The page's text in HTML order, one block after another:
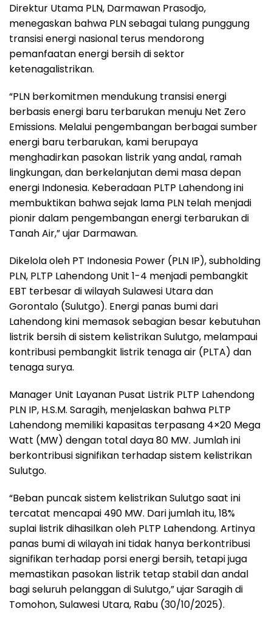
Direktur Utama PLN, Darmawan Prasodjo,
menegaskan bahwa PLN sebagai tulang punggung
transisi energi nasional terus mendorong
pemanfaatan energi bersih di sektor
ketenagalistrikan.
“PLN berkomitmen mendukung transisi energi
berbasis energi baru terbarukan menuju Net Zero
Emissions. Melalui pengembangan berbagai sumber
energi baru terbarukan, kami berupaya
menghadirkan pasokan listrik yang andal, ramah
lingkungan, dan berkelanjutan demi masa depan
energi Indonesia. Keberadaan PLTP Lahendong ini
membuktikan bahwa sejak lama PLN telah menjadi
pionir dalam pengembangan energi terbarukan di
Tanah Air,” ujar Darmawan.
Dikelola oleh PT Indonesia Power (PLN IP), subholding
PLN, PLTP Lahendong Unit 1-4 menjadi pembangkit
EBT terbesar di wilayah Sulawesi Utara dan
Gorontalo (Sulutgo). Energi panas bumi dari
Lahendong kini memasok sebagian besar kebutuhan
listrik bersih di sistem kelistrikan Sulutgo, melampaui
kontribusi pembangkit listrik tenaga air (PLTA) dan
tenaga surya.
Manager Unit Layanan Pusat Listrik PLTP Lahendong
PLN IP, H.S.M. Saragih, menjelaskan bahwa PLTP
Lahendong memiliki kapasitas terpasang 4×20 Mega
Watt (MW) dengan total daya 80 MW. Jumlah ini
berkontribusi signifikan terhadap sistem kelistrikan
Sulutgo.
“Beban puncak sistem kelistrikan Sulutgo saat ini
tercatat mencapai 490 MW. Dari jumlah itu, 18%
suplai listrik dihasilkan oleh PLTP Lahendong. Artinya
panas bumi di wilayah ini tidak hanya berkontribusi
signifikan terhadap porsi energi bersih, tetapi juga
memastikan pasokan listrik tetap stabil dan andal
bagi seluruh pelanggan di Sulutgo,” ujar Saragih di
Tomohon, Sulawesi Utara, Rabu (30/10/2025).